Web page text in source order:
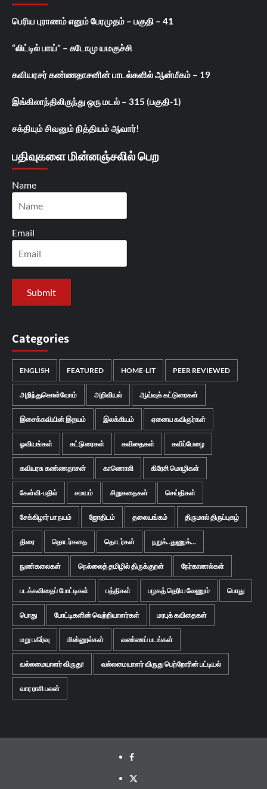
பெரிய புராணம் எனும் பேரமுதம் – பகுதி – 41
“லிட்டில் பாய்” – சுடோமு யமகுச்சி
கவியரசர் கண்ணதாசனின் பாடல்களில் ஆன்மீகம் – 19
இங்கிலாந்திலிருந்து ஒரு மடல் – 315 (பகுதி-1)
சக்தியும் சிவனும் நித்தியம் ஆவார்!
பதிவுகளை மின்னஞ்சலில் பெற
Name
Email
Categories
ENGLISH FEATURED HOME-LIT PEER REVIEWED
அறிந்துகொள்வோம் அறிவியல் ஆய்வுக் கட்டுரைகள்
இசைக்கவியின் இதயம் இலக்கியம் ஏனைய கவிஞர்கள்
ஓவியங்கள் கட்டுரைகள் கவிதைகள் கவிப்பேழை
கவியரசு கண்ணதாசன் காணொலி கிரேசி மொழிகள்
கேள்வி-பதில் சமயம் சிறுகதைகள் செய்திகள்
சேக்கிழார் பா நயம் ஜோதிடம் தலையங்கம் திருமால் திருப்புகழ்
திரை தொடர்கதை தொடர்கள் நறுக்..துணுக்...
நுண்கலைகள் நெல்லைத் தமிழில் திருக்குறள் நேர்காணல்கள்
படக்கவிதைப் போட்டிகள் பத்திகள் பழகத் தெரிய வேணும் பொது
பொது போட்டிகளின் வெற்றியாளர்கள் மரபுக் கவிதைகள்
மறு பகிர்வு மின்னூல்கள் வண்ணப் படங்கள்
வல்லமையாளர் விருது! வல்லமையாளர் விருது பெற்றோரின் பட்டியல்
வார ராசி பலன்
Facebook
Twitter